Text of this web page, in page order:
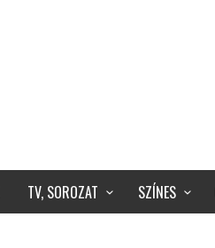
TV, SOROZAT SZÍNES